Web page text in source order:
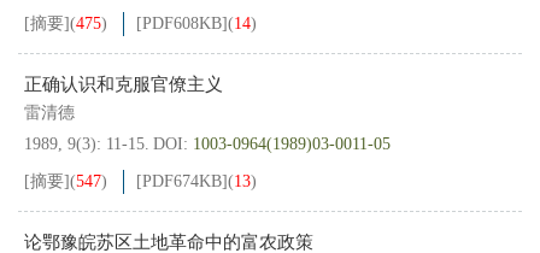
[摘要](475) [PDF608KB](14)
正确认识和克服官僚主义
雷清德
1989, 9(3): 11-15. DOI: 1003-0964(1989)03-0011-05
[摘要](547) [PDF674KB](13)
论鄂豫皖苏区土地革命中的富农政策